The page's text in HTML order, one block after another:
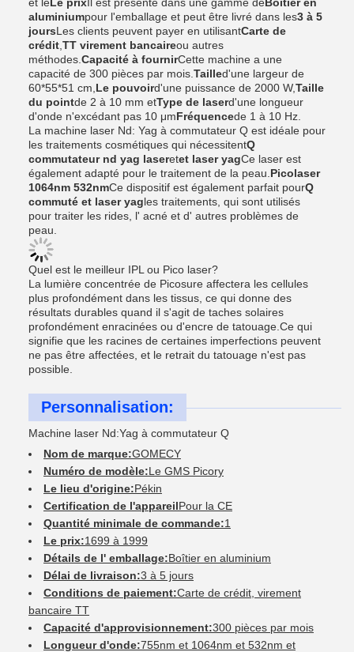
aluminiumpour l'emballage et peut être livré dans les3 à 5
joursLes clients peuvent payer en utilisantCarte de
crédit TT virement bancaireou autres
méthodes. Capacité à fournirCette machine a une
capacité de 300 pièces par mois. Tailled'une largeur de
60*55*51 cm, Le pouvoird'une puissance de 2000 W,Taille
du pointde 2 à 10 mm etType de laserd'une longueur
d'onde n'excédant pas 10 μmFréquencede 1 à 10 Hz.
La machine laser Nd: Yag à commutateur Q est idéale pour
les traitements cosmétiques qui nécessitentQ
commutateur nd yag laseretet laser yagCe laser est
également adapté pour le traitement de la peau. Picolaser
1064nm 532nmCe dispositif est également parfait pourQ
commuté et laser yagles traitements, qui sont utilisés
pour traiter les rides, l' acné et d' autres problèmes de
peau.
Quel est le meilleur IPL ou Pico laser?
La lumière concentrée de Picosure affectera les cellules
plus profondément dans les tissus, ce qui donne des
résultats durables quand il s'agit de taches solaires
profondément enracinées ou d'encre de tatouage.Ce qui
signifie que les racines de certaines imperfections peuvent
ne pas être affectées, et le retrait du tatouage n'est pas
possible.
Personnalisation:
Machine laser Nd:Yag à commutateur Q
Nom de marque:GOMECY
Numéro de modèle:Le GMS Picory
Le lieu d'origine:Pékin
Certification de l'appareilPour la CE
Quantité minimale de commande:1
Le prix:1699 à 1999
Détails de l' emballage:Boîtier en aluminium
Délai de livraison:3 à 5 jours
Conditions de paiement:Carte de crédit, virement
bancaire TT
Capacité d'approvisionnement:300 pièces par mois
Longueur d'onde:755nm et 1064nm et 532nm et